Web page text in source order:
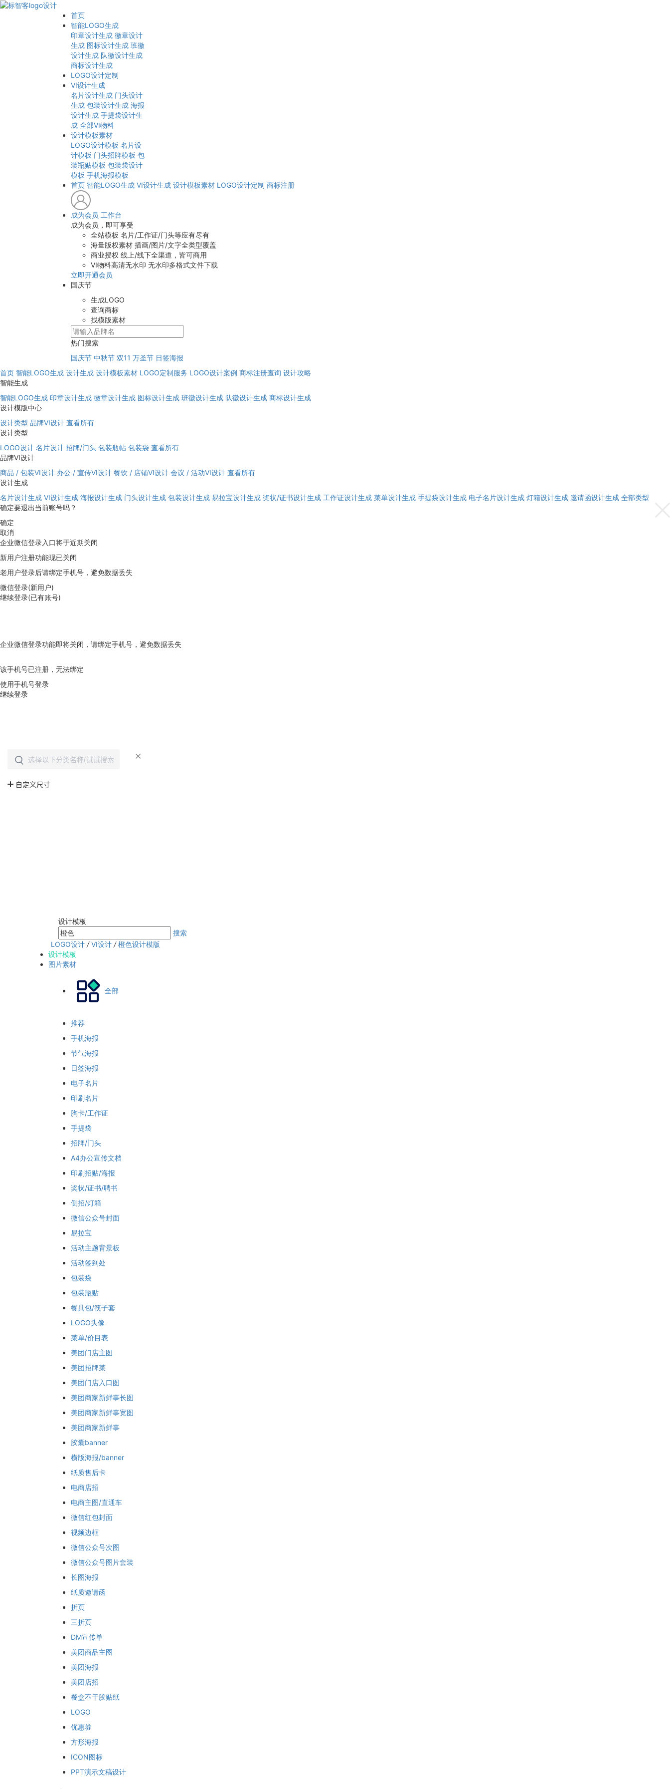
首页
智能LOGO生成
印章设计生成 徽章设计
生成 图标设计生成 班徽
设计生成 队徽设计生成
商标设计生成
LOGO设计定制
VI设计生成
名片设计生成 门头设计
生成 包装设计生成 海报
设计生成 手提袋设计生
成 全部VI物料
设计模板素材
LOGO设计模板 名片设
计模板 门头招牌模板 包
装瓶贴模板 包装袋设计
模板 手机海报模板
首页 智能LOGO生成 VI设计生成 设计模板素材 LOGO设计定制 商标注册
成为会员 工作台
成为会员，即可享受
全站模板 名片/工作证/门头等应有尽有
海量版权素材 插画/图片/文字全类型覆盖
商业授权 线上/线下全渠道，皆可商用
VI物料高清无水印 无水印多格式文件下载
立即开通会员
国庆节
生成LOGO
查询商标
找模版素材
热门搜索
国庆节 中秋节 双11 万圣节 日签海报
首页 智能LOGO生成 设计生成 设计模板素材 LOGO定制服务 LOGO设计案例 商标注册查询 设计攻略
智能生成
智能LOGO生成 印章设计生成 徽章设计生成 图标设计生成 班徽设计生成 队徽设计生成 商标设计生成
设计模版中心
设计类型 品牌VI设计 查看所有
设计类型
LOGO设计 名片设计 招牌/门头 包装瓶帖 包装袋 查看所有
品牌VI设计
商品 / 包装VI设计 办公 / 宣传VI设计 餐饮 / 店铺VI设计 会议 / 活动VI设计 查看所有
设计生成
名片设计生成 VI设计生成 海报设计生成 门头设计生成 包装设计生成 易拉宝设计生成 奖状/证书设计生成 工作证设计生成 菜单设计生成 手提袋设计生成 电子名片设计生成 灯箱设计生成 邀请函设计生成 全部类型
确定要退出当前账号吗？
确定
取消
企业微信登录入口将于近期关闭
新用户注册功能现已关闭
老用户登录后请绑定手机号，避免数据丢失
微信登录(新用户)
继续登录(已有账号)
企业微信登录功能即将关闭，请绑定手机号，避免数据丢失
该手机号已注册，无法绑定
使用手机号登录
继续登录
设计模板
搜索
LOGO设计 / VI设计 / 橙色设计模版
设计模板
图片素材
全部
推荐
手机海报
节气海报
日签海报
电子名片
印刷名片
胸卡/工作证
手提袋
招牌/门头
A4办公宣传文档
印刷招贴/海报
奖状/证书/聘书
侧招/灯箱
微信公众号封面
易拉宝
活动主题背景板
活动签到处
包装袋
包装瓶贴
餐具包/筷子套
LOGO头像
菜单/价目表
美团门店主图
美团招牌菜
美团门店入口图
美团商家新鲜事长图
美团商家新鲜事宽图
美团商家新鲜事
胶囊banner
横版海报/banner
纸质售后卡
电商店招
电商主图/直通车
微信红包封面
视频边框
微信公众号次图
微信公众号图片套装
长图海报
纸质邀请函
折页
三折页
DM宣传单
美团商品主图
美团海报
美团店招
餐盒不干胶贴纸
LOGO
优惠券
方形海报
ICON图标
PPT演示文稿设计